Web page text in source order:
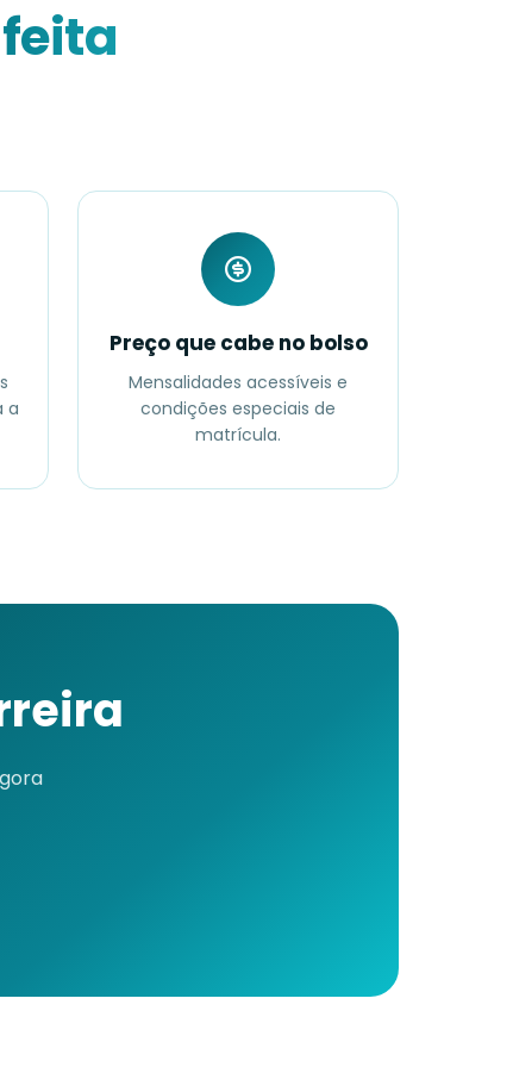
feita
a
Preço que cabe no bolso
Mensalidades acessíveis e
condições especiais de
matrícula.